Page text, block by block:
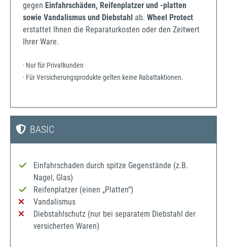
gegen Einfahrschäden, Reifenplatzer und -platten
sowie Vandalismus und Diebstahl ab. Wheel Protect
erstattet Ihnen die Reparaturkosten oder den Zeitwert
Ihrer Ware.
· Nur für Privatkunden
· Für Versicherungsprodukte gelten keine Rabattaktionen.
BASIC
Einfahrschaden durch spitze Gegenstände (z.B.
Nagel, Glas)
Reifenplatzer (einen „Platten“)
Vandalismus
Diebstahlschutz (nur bei separatem Diebstahl der
versicherten Waren)